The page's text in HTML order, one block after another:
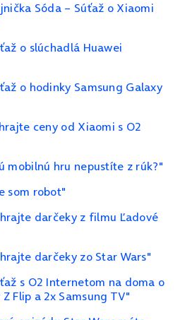
Sóda – Súťaž o Xiaomi
o slúchadlá Huawei
o hodinky Samsung Galaxy
ceny od Xiaomi s O2
mobilnú hru nepustíte z rúk?"
som robot"
darčeky z filmu Ľadové
darčeky zo Star Wars"
s O2 Internetom na doma o
Flip a 2x Samsung TV"